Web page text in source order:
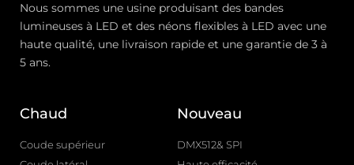
Nous sommes une usine produisant des bandes
lumineuses à LED et des néons flexibles à LED avec une
haute qualité, une livraison rapide et une garantie de 3 à
5 ans.
Chaud
Coude supérieur
Nouveau
DMX512& SPI